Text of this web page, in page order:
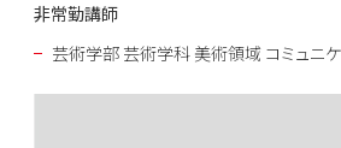
非常勤講師
芸術学部 芸術学科 美術領域 コミュニケ